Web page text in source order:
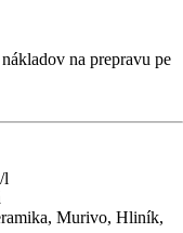
na prepravu pe
l
Murivo, Hliník,